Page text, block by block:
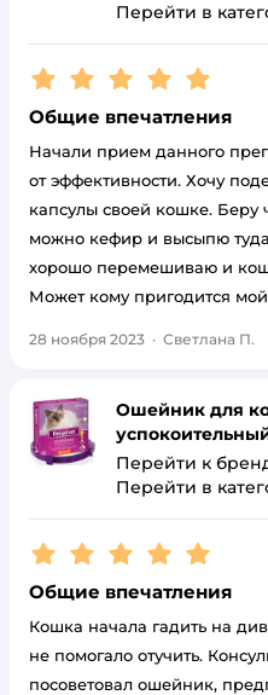
Перейти в
Рейтинг:5
Общие впечатления
Начали прием данного
от эффективности. Хочу
капсулы своей кошке. Беру
можно кефир и высыпю
хорошо перемешиваю и
Может кому пригодится мой
28 ноября 2023 · Светлана П.
Ошейник для
Перейти к
Перейти в
Рейтинг:5
Общие впечатления
Кошка начала гадить на
не помогало отучить.
посоветовал ошейник,